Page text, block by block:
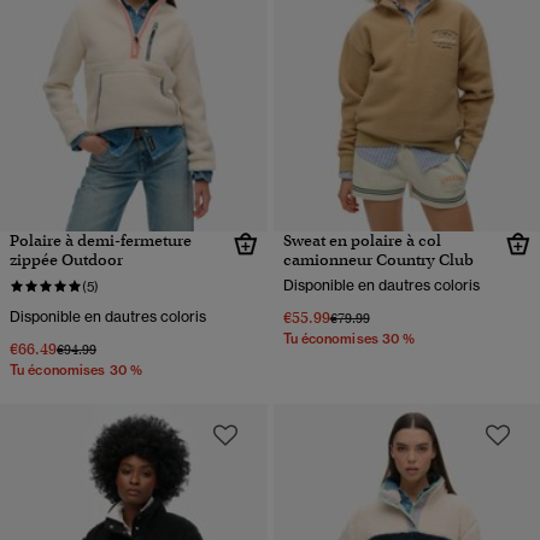
Polaire à demi-fermeture
zippée Outdoor
(5)
Disponible en dautres coloris
€66.49Prix réduit de
€94.99à
Tu économises 30 %
Sweat en polaire à col
camionneur Country Club
Disponible en dautres coloris
€55.99Prix réduit de
€79.99à
Tu économises 30 %